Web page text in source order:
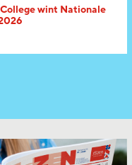
wint Nationale